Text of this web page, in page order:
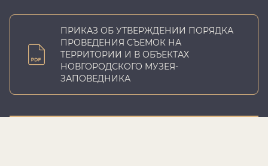
ПРИКАЗ ОБ УТВЕРЖДЕНИИ ПОРЯДКА
ПРОВЕДЕНИЯ СЪЕМОК НА
ТЕРРИТОРИИ И В ОБЪЕКТАХ
НОВГОРОДСКОГО МУЗЕЯ-
ЗАПОВЕДНИКА